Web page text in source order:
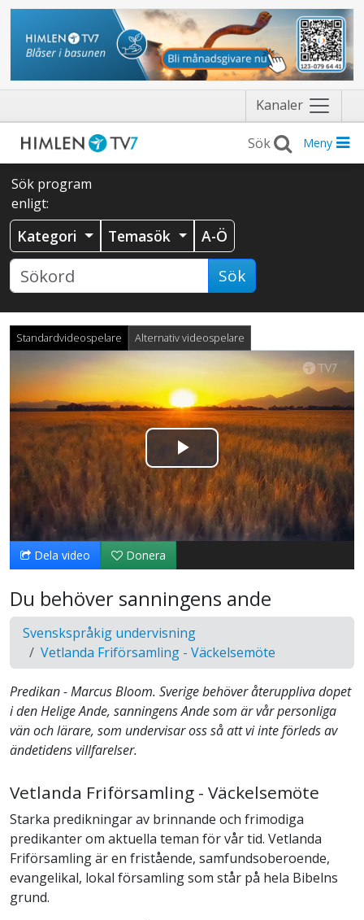
Kanaler Näytä
valikko
Meny
Sök program
enligt:
Kategori Temasök A-Ö
Sök
Standardvideospelare Alternativ videospelare
Spela
upp
video
Dela video Donera
Du behöver sanningens ande
Svenskspråkig undervisning
Vetlanda Friförsamling - Väckelsemöte
Predikan - Marcus Bloom. Sverige behöver återuppliva dopet
i den Helige Ande, sanningens Ande som är vår personliga
vän och lärare, som undervisar oss så att vi inte förleds av
ändetidens villfarelser.
Vetlanda Friförsamling - Väckelsemöte
Starka predikningar av brinnande och frimodiga
predikanter om aktuella teman för vår tid. Vetlanda
Friförsamling är en fristående, samfundsoberoende,
evangelikal, lokal församling som står på hela Bibelns
grund.